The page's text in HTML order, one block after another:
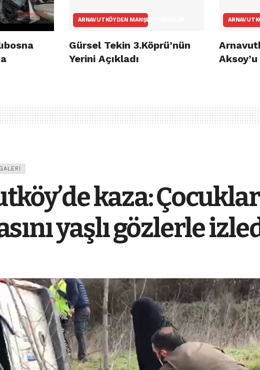
ARNAVUTKÖYDEN MANŞET HABERLER
Gürsel Tekin 3.Köprü’nün
Yerini Açıkladı
kaza:
yaşlı gözlerle